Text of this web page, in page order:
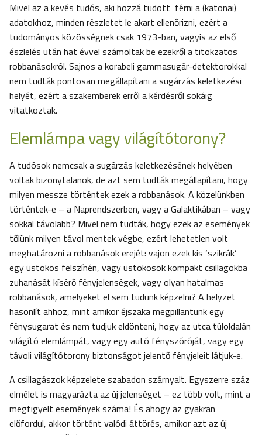
Mivel az a kevés tudós, aki hozzá tudott férni a (katonai)
adatokhoz, minden részletet le akart ellenőrizni, ezért a
tudományos közösségnek csak 1973-ban, vagyis az első
észlelés után hat évvel számoltak be ezekről a titokzatos
robbanásokról. Sajnos a korabeli gammasugár-detektorokkal
nem tudták pontosan megállapítani a sugárzás keletkezési
helyét, ezért a szakemberek erről a kérdésről sokáig
vitatkoztak.
Elemlámpa vagy világítótorony?
A tudósok nemcsak a sugárzás keletkezésének helyében
voltak bizonytalanok, de azt sem tudták megállapítani, hogy
milyen messze történtek ezek a robbanások. A közelünkben
történtek-e – a Naprendszerben, vagy a Galaktikában – vagy
sokkal távolabb? Mivel nem tudták, hogy ezek az események
tőlünk milyen távol mentek végbe, ezért lehetetlen volt
meghatározni a robbanások erejét: vajon ezek kis ‘szikrák’
egy üstökös felszínén, vagy üstökösök kompakt csillagokba
zuhanását kísérő fényjelenségek, vagy olyan hatalmas
robbanások, amelyeket el sem tudunk képzelni? A helyzet
hasonlít ahhoz, mint amikor éjszaka megpillantunk egy
fénysugarat és nem tudjuk eldönteni, hogy az utca túloldalán
világító elemlámpát, vagy egy autó fényszóróját, vagy egy
távoli világítótorony biztonságot jelentő fényjeleit látjuk-e.
A csillagászok képzelete szabadon szárnyalt. Egyszerre száz
elmélet is magyarázta az új jelenséget – ez több volt, mint a
megfigyelt események száma! És ahogy az gyakran
előfordul, akkor történt valódi áttörés, amikor azt az új